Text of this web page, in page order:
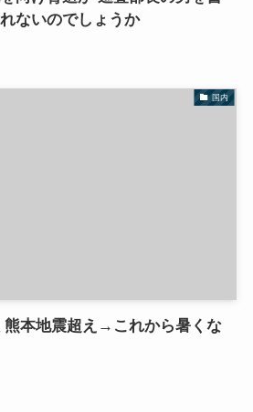
ないのでしょうか
国内
熊本地震超え→これから暑くな